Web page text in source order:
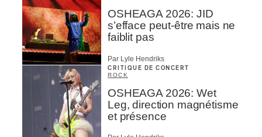
OSHEAGA 2026: JID
s’efface peut-être mais ne
faiblit pas
Par Lyle Hendriks
CRITIQUE DE CONCERT
ROCK
OSHEAGA 2026: Wet
Leg, direction magnétisme
et présence